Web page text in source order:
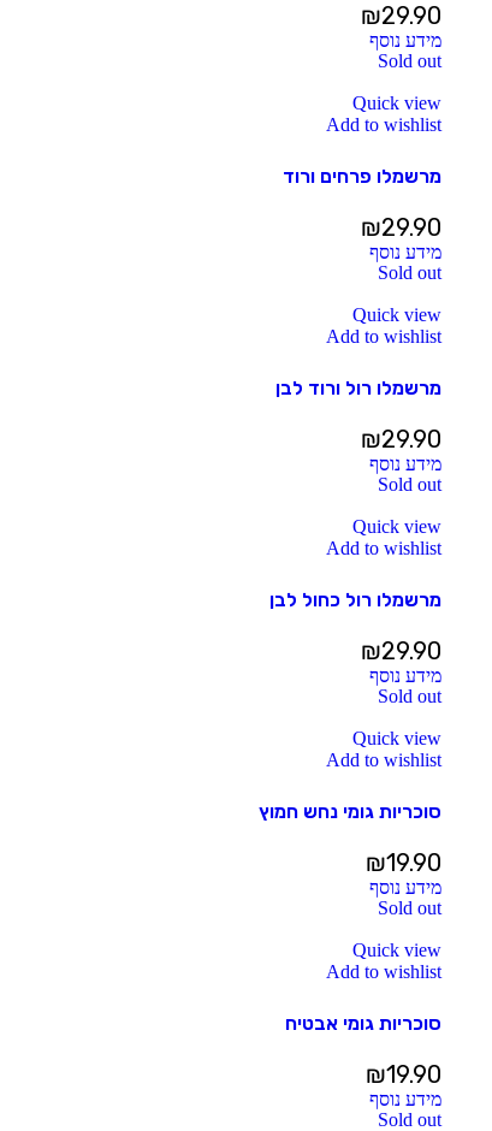
₪29.90
מידע נוסף
Sold out
Quick view
Add to wishlist
מרשמלו פרחים ורוד
₪29.90
מידע נוסף
Sold out
Quick view
Add to wishlist
מרשמלו רול ורוד לבן
₪29.90
מידע נוסף
Sold out
Quick view
Add to wishlist
מרשמלו רול כחול לבן
₪29.90
מידע נוסף
Sold out
Quick view
Add to wishlist
סוכריות גומי נחש חמוץ
₪19.90
מידע נוסף
Sold out
Quick view
Add to wishlist
סוכריות גומי אבטיח
₪19.90
מידע נוסף
Sold out